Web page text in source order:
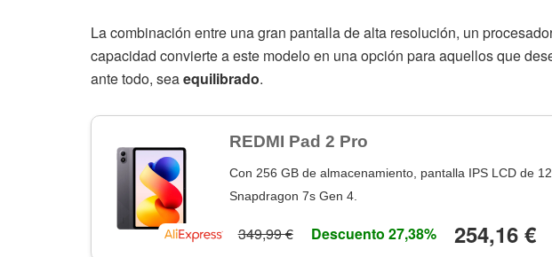
La combinación entre una gran pantalla de alta resolución, un
capacidad convierte a este modelo en una opción para aquellos que
ante todo, seaequilibrado.
REDMI Pad 2 Pro
Con 256 GB de almacenamiento, pantalla IPS LCD de
Snapdragon 7s Gen 4.
349,99 € Descuento 27,38% 254,16 €